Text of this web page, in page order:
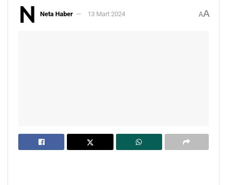
Neta Haber 13 Mart 2024 AA